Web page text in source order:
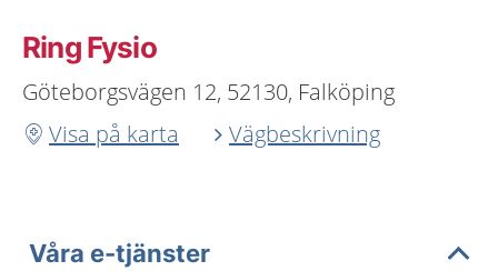
Ring Fysio
Göteborgsvägen 12, 52130, Falköping
Visa på karta
Vägbeskrivning
Våra e-tjänster